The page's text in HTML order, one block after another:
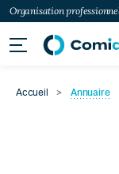
Organisation
Accueil > Annuaire